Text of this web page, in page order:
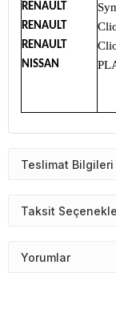
RENAULT
RENAULT
RENAULT
NISSAN
Teslimat Bilgileri
Taksit
Yorumlar